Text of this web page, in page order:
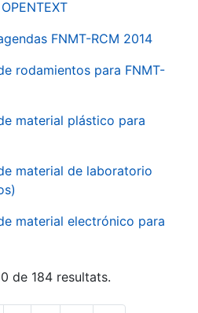
FNMT-RCM 2014
rodamientos para FNMT-
material plástico para
material de laboratorio
material electrónico para
de 184 resultats.